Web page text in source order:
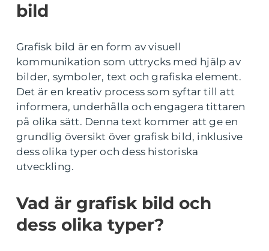
bild
Grafisk bild är en form av visuell
kommunikation som uttrycks med hjälp av
bilder, symboler, text och grafiska element.
Det är en kreativ process som syftar till att
informera, underhålla och engagera tittaren
på olika sätt. Denna text kommer att ge en
grundlig översikt över grafisk bild, inklusive
dess olika typer och dess historiska
utveckling.
Vad är grafisk bild och
dess olika typer?